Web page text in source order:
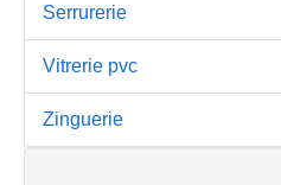
Serrurerie
Vitrerie pvc
Zinguerie